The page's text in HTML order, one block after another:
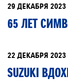
29 ДЕКАБРЯ 2023
65 ЛЕТ
22 ДЕКАБРЯ 2023
SUZUKI